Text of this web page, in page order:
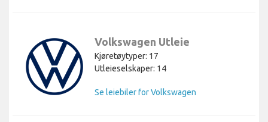
Volkswagen Utleie
Kjøretøytyper: 17
Utleieselskaper: 14
Se leiebiler for Volkswagen